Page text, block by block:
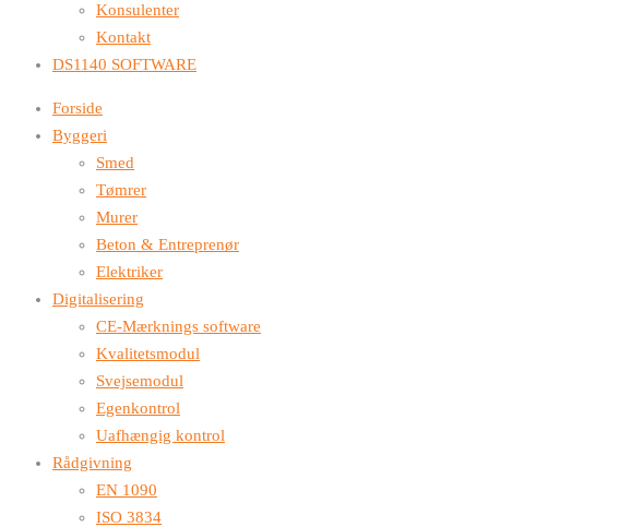
Konsulenter
Kontakt
DS1140 SOFTWARE
Forside
Byggeri
Smed
Tømrer
Murer
Beton & Entreprenør
Elektriker
Digitalisering
CE-Mærknings software
Kvalitetsmodul
Svejsemodul
Egenkontrol
Uafhængig kontrol
Rådgivning
EN 1090
ISO 3834